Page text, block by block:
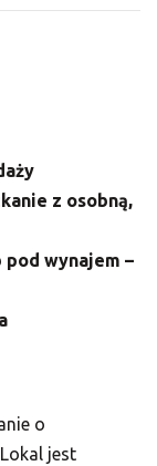
z osobną,
pod wynajem –
o
jest